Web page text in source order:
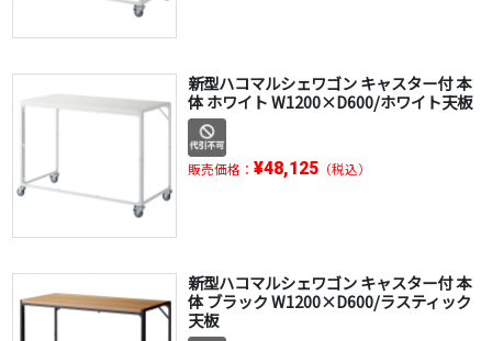
新型ハコマルシェワゴン キャスター付 本
体 ホワイト W1200×D600/ホワイト天板
販売価格： ¥48,125（税込）
新型ハコマルシェワゴン キャスター付 本
体 ブラック W1200×D600/ラスティック
天板